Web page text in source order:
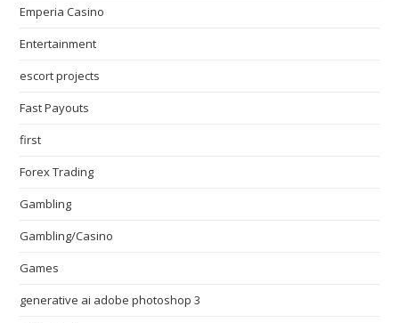
Emperia Casino
Entertainment
escort projects
Fast Payouts
first
Forex Trading
Gambling
Gambling/Casino
Games
generative ai adobe photoshop 3